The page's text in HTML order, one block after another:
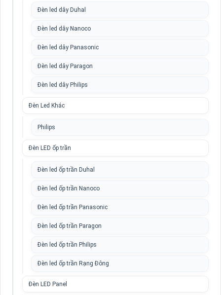
Đèn led dây Duhal
Đèn led dây Nanoco
Đèn led dây Panasonic
Đèn led dây Paragon
Đèn led dây Philips
Đèn Led Khác
Philips
Đèn LED ốp trần
Đèn led ốp trần Duhal
Đèn led ốp trần Nanoco
Đèn led ốp trần Panasonic
Đèn led ốp trần Paragon
Đèn led ốp trần Philips
Đèn led ốp trần Rạng Đông
Đèn LED Panel